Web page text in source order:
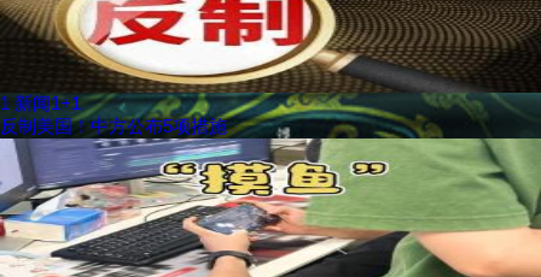
1 新闻1+1
反制美国！中方公布5项措施